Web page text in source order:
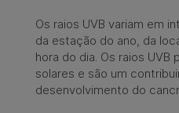
Os raios UVB variam em
da estação do ano, da
hora do dia. Os raios UVB
solares e são um
desenvolvimento do